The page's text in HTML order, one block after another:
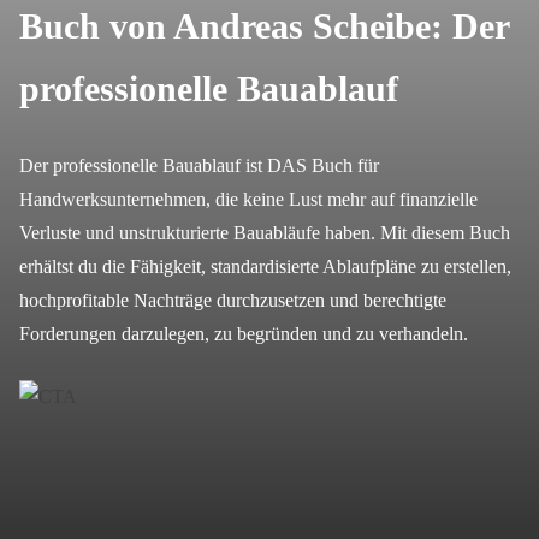
Buch von Andreas Scheibe: Der
professionelle Bauablauf
Der professionelle Bauablauf ist DAS Buch für
Handwerksunternehmen, die keine Lust mehr auf finanzielle
Verluste und unstrukturierte Bauabläufe haben. Mit diesem Buch
erhältst du die Fähigkeit, standardisierte Ablaufpläne zu erstellen,
hochprofitable Nachträge durchzusetzen und berechtigte
Forderungen darzulegen, zu begründen und zu verhandeln.